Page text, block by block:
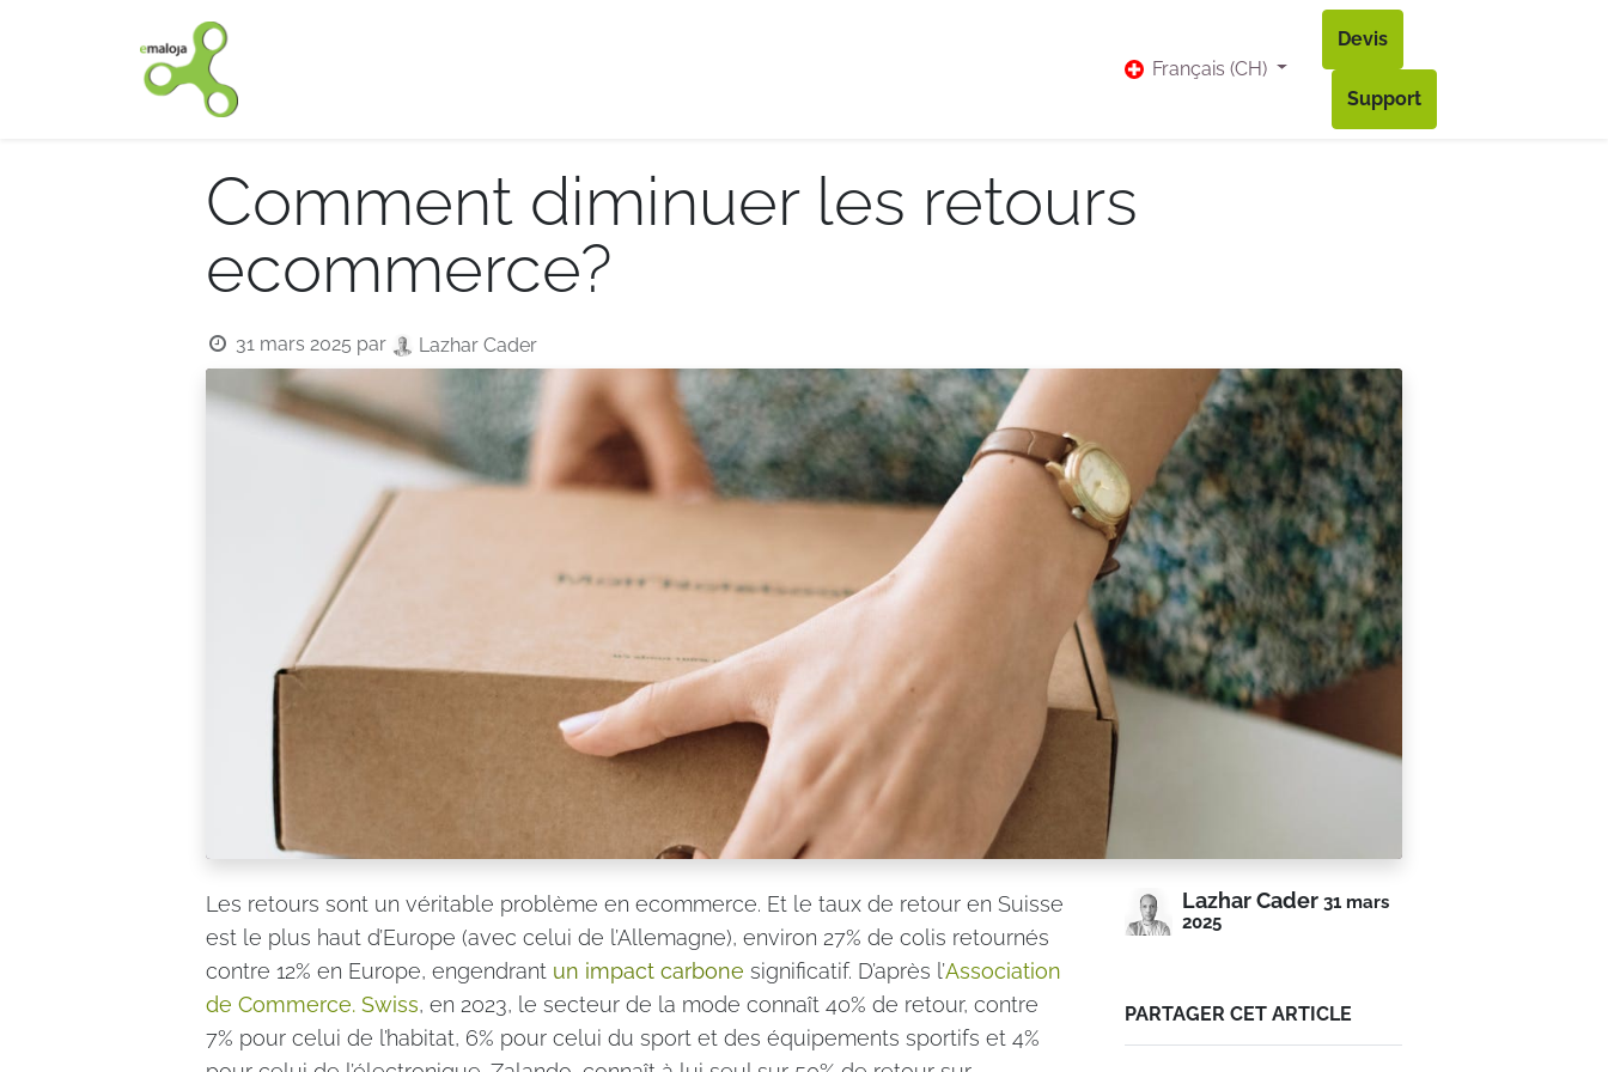
Bl​og Contact Accès à mon compte
Français (CH)
Devis
Support
Comment diminuer les retours
ecommerce?
31 mars 2025 par Lazhar Cader
Les retours sont un véritable problème en ecommerce. Et le taux de retour en Suisse
est le plus haut d’Europe (avec celui de l’Allemagne), environ 27% de colis retournés
contre 12% en Europe, engendrant un impact carbone significatif. D’après l’Association
de Commerce. Swiss, en 2023, le secteur de la mode connaît 40% de retour, contre
7% pour celui de l’habitat, 6% pour celui du sport et des équipements sportifs et 4%
Lazhar Cader 31 mars
2025
PARTAGER CET ARTICLE